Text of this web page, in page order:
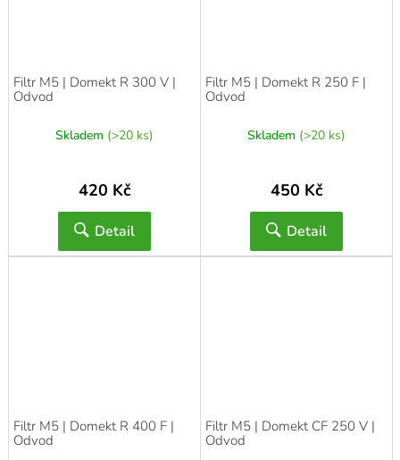
Filtr M5 | Domekt R 300 V |
Odvod
Skladem (>20 ks)
420 Kč
Detail
Filtr M5 | Domekt R 250 F |
Odvod
Skladem (>20 ks)
450 Kč
Detail
Filtr M5 | Domekt R 400 F |
Odvod
Filtr M5 | Domekt CF 250 V |
Odvod